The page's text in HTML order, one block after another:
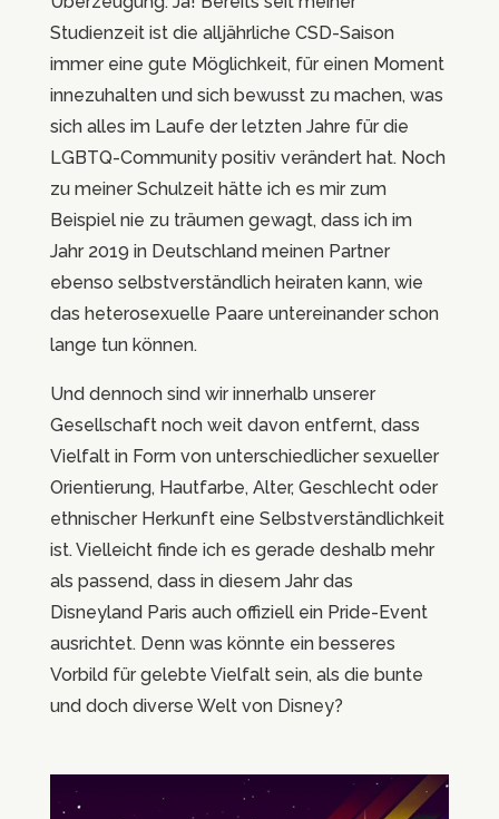
Studienzeit ist die alljährliche CSD-Saison
immer eine gute Möglichkeit, für einen Moment
innezuhalten und sich bewusst zu machen, was
sich alles im Laufe der letzten Jahre für die
LGBTQ-Community positiv verändert hat. Noch
zu meiner Schulzeit hätte ich es mir zum
Beispiel nie zu träumen gewagt, dass ich im
Jahr 2019 in Deutschland meinen Partner
ebenso selbstverständlich heiraten kann, wie
das heterosexuelle Paare untereinander schon
lange tun können.
Und dennoch sind wir innerhalb unserer
Gesellschaft noch weit davon entfernt, dass
Vielfalt in Form von unterschiedlicher sexueller
Orientierung, Hautfarbe, Alter, Geschlecht oder
ethnischer Herkunft eine Selbstverständlichkeit
ist. Vielleicht finde ich es gerade deshalb mehr
als passend, dass in diesem Jahr das
Disneyland Paris auch offiziell ein Pride-Event
ausrichtet. Denn was könnte ein besseres
Vorbild für gelebte Vielfalt sein, als die bunte
und doch diverse Welt von Disney?